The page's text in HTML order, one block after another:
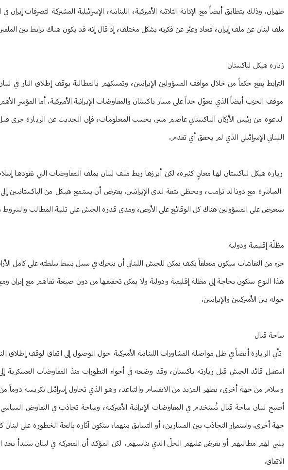
طهران. وذلك يتطابق أيضاً مع الإدانة الثلاثية الأميركية، اللبنانية، الإسرائيلية المشتركة لتصرفات
ملف لبنان عن ملف إيران، فعاد وعبّر عن فكرته بشكل مختلف، إذ قال إنه قد يكون هناك ترابط بين
زيارة هيكل لباكستان
الترابط يقع حكماً من خلال مواقف المسؤولين الإيرانيين، وتمسكهم بالمطالبة بوقف إطلاق النار في
موقف الحزب أيضاً الذي يعوّل جداً على مسار باكستان والمفاوضات الإيرانية الأميركية. أما المؤشر
لدعوة من رئيس الأركان الباكستاني عاصم منير. بحسب المعلومات، فإن الحديث عن الزيارة جرى
اللبناني الإسرائيلي الذي لم يحقق أي تقدم.
زيارة هيكل لباكستان لها معانٍ كثيرة، لكن أبرزها ربط ملف لبنان بملف المفاوضات التي تقودها
المباشرة مع دونالد ترامب، ويحظى بثقة لدى الإيرانيين. يفترض أن يستمع هيكل من الباكستانيين إلى
سيعرض على المسؤولين هناك كل الوقائع على الأرض، ومدى قدرة الجيش على تلبية المطالب والشروط
مظلّة إقليمية ودولية
جزء من النقاشات سيكون متعلقاً بكيف يمكن للجيش اللبناني أن يتحرك في سبيل بسط سلطته على كامل
هذا النوع ستكون بحاجة إلى مظلة إقليمية ودولية ولا يمكن تحقيقها من دون صيغة تفاهم مع
حوله بين الأميركيين والإيرانيين.
ساحة قتال
تأتي الزيارة أيضاً في ظل مواصلة المشاورات اللبنانية الأميركية حول الوصول إلى اتفاق لوقف
استقبل قائد الجيش قبل زيارته باكستان، وقد وضعه في أجواء التطورات منذ المفاوضات
وسلام من جهة أخرى، يظهر المزيد من الانقسام والتباعد، وهو الذي تحاول إسرائيل تكريسه دوماً من
أصبح لبنان ساحة قتال تُستخدم في المفاوضات الإيرانية الأميركية، وساحة تجاذب في التفاوض
جهة أخرى. واستمرار التجاذب بين المسارين، أو التسابق بينهما، ستكون آثاره بالغة الخطورة على لبنان
يلبي لهم مطالبهم أو يفرض عليهم الحلّ الذي يناسبهم. لكن المؤكد أن المعركة في لبنان ستبدأ
الاتفاق.